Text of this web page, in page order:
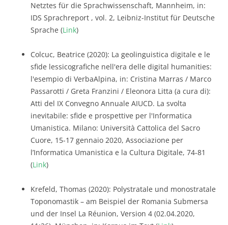
Netztes für die Sprachwissenschaft, Mannheim, in:
IDS Sprachreport , vol. 2, Leibniz-Institut für Deutsche
Sprache (Link)
Colcuc, Beatrice (2020): La geolinguistica digitale e le
sfide lessicografiche nell'era delle digital humanities:
l'esempio di VerbaAlpina, in: Cristina Marras / Marco
Passarotti / Greta Franzini / Eleonora Litta (a cura di):
Atti del IX Convegno Annuale AIUCD. La svolta
inevitabile: sfide e prospettive per l'Informatica
Umanistica. Milano: Università Cattolica del Sacro
Cuore, 15-17 gennaio 2020, Associazione per
l’Informatica Umanistica e la Cultura Digitale, 74-81
(Link)
Krefeld, Thomas (2020): Polystratale und monostratale
Toponomastik – am Beispiel der Romania Submersa
und der Insel La Réunion, Version 4 (02.04.2020,